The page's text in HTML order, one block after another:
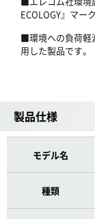
ECOLOGY』マー
■環境への負荷軽
用した製品です。
製品仕様
モデル名
種類